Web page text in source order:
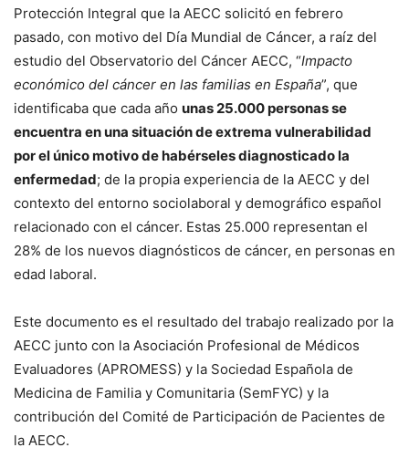
Protección Integral que la AECC solicitó en febrero
pasado, con motivo del Día Mundial de Cáncer, a raíz del
estudio del Observatorio del Cáncer AECC, “Impacto
económico del cáncer en las familias en España”, que
identificaba que cada año unas 25.000 personas se
encuentra en una situación de extrema vulnerabilidad
por el único motivo de habérseles diagnosticado la
enfermedad; de la propia experiencia de la AECC y del
contexto del entorno sociolaboral y demográfico español
relacionado con el cáncer. Estas 25.000 representan el
28% de los nuevos diagnósticos de cáncer, en personas en
edad laboral.
Este documento es el resultado del trabajo realizado por la
AECC junto con la Asociación Profesional de Médicos
Evaluadores (APROMESS) y la Sociedad Española de
Medicina de Familia y Comunitaria (SemFYC) y la
contribución del Comité de Participación de Pacientes de
la AECC.